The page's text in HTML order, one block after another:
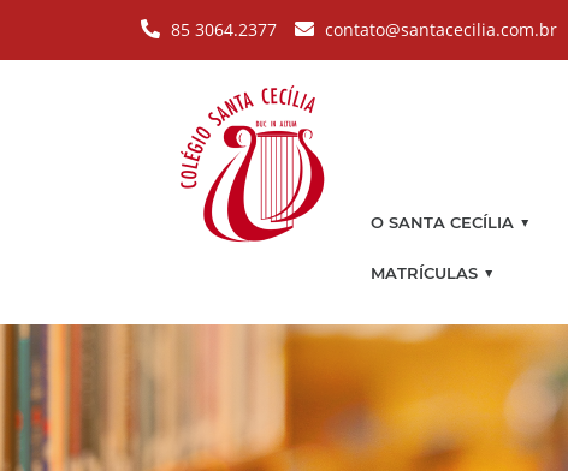
85 3064.2377 contato@santacecilia.com.br
O SANTA CECÍLIA ▼
MATRÍCULAS ▼